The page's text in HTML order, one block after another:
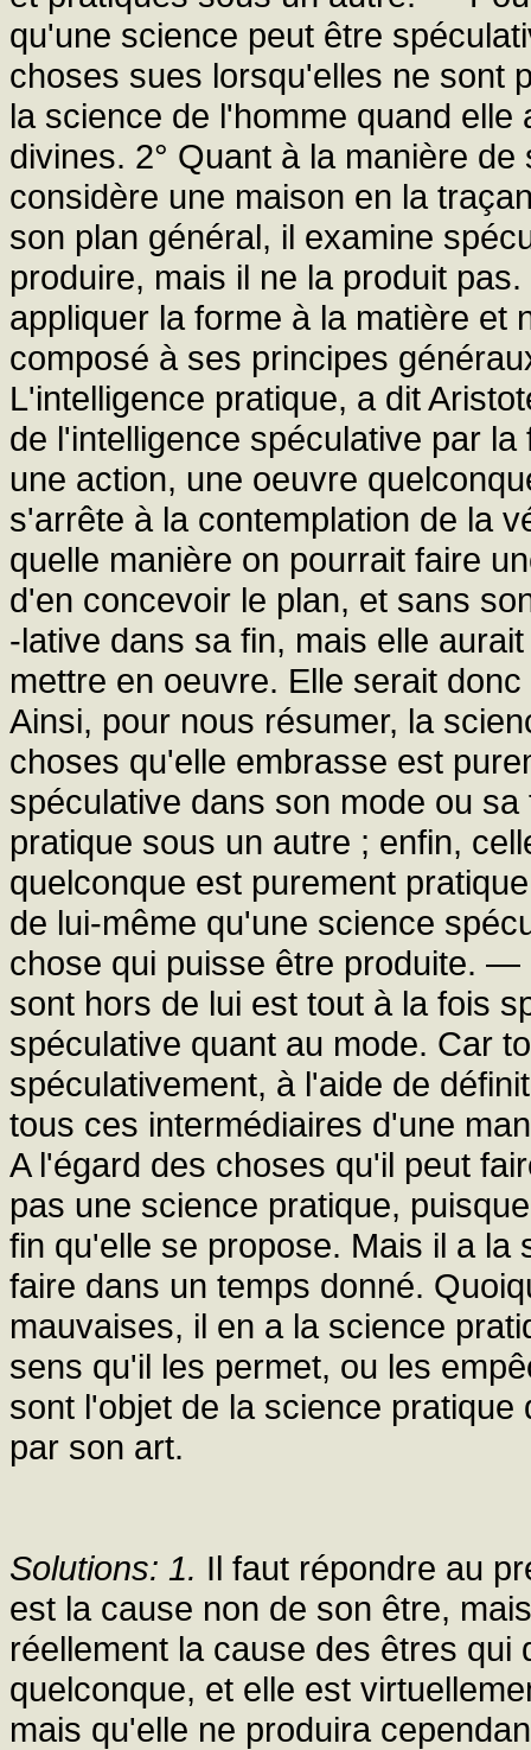
qu'une science peut être
choses sues lorsqu'elles ne sont
la science de l'homme quand
divines. 2° Quant à la manière
considère une maison en la
son plan général, il examine
produire, mais il ne la produit
appliquer la forme à la matière et
composé à ses principes
L'intelligence pratique, a dit
de l'intelligence spéculative par
une action, une oeuvre
s'arrête à la contemplation de la
quelle manière on pourrait faire
d'en concevoir le plan, et sans
-lative dans sa fin, mais elle
mettre en oeuvre. Elle serait
Ainsi, pour nous résumer, la
choses qu'elle embrasse est
spéculative dans son mode ou
pratique sous un autre ; enfin,
quelconque est purement
de lui-même qu'une science
chose qui puisse être produite.
sont hors de lui est tout à la fois
spéculative quant au mode. Car
spéculativement, à l'aide de
tous ces intermédiaires d'une
A l'égard des choses qu'il peut
pas une science pratique,
fin qu'elle se propose. Mais il a
faire dans un temps donné.
mauvaises, il en a la science
sens qu'il les permet, ou les
sont l'objet de la science
par son art.
Solutions: 1. Il faut répondre au
est la cause non de son être,
réellement la cause des êtres
quelconque, et elle est
mais qu'elle ne produira